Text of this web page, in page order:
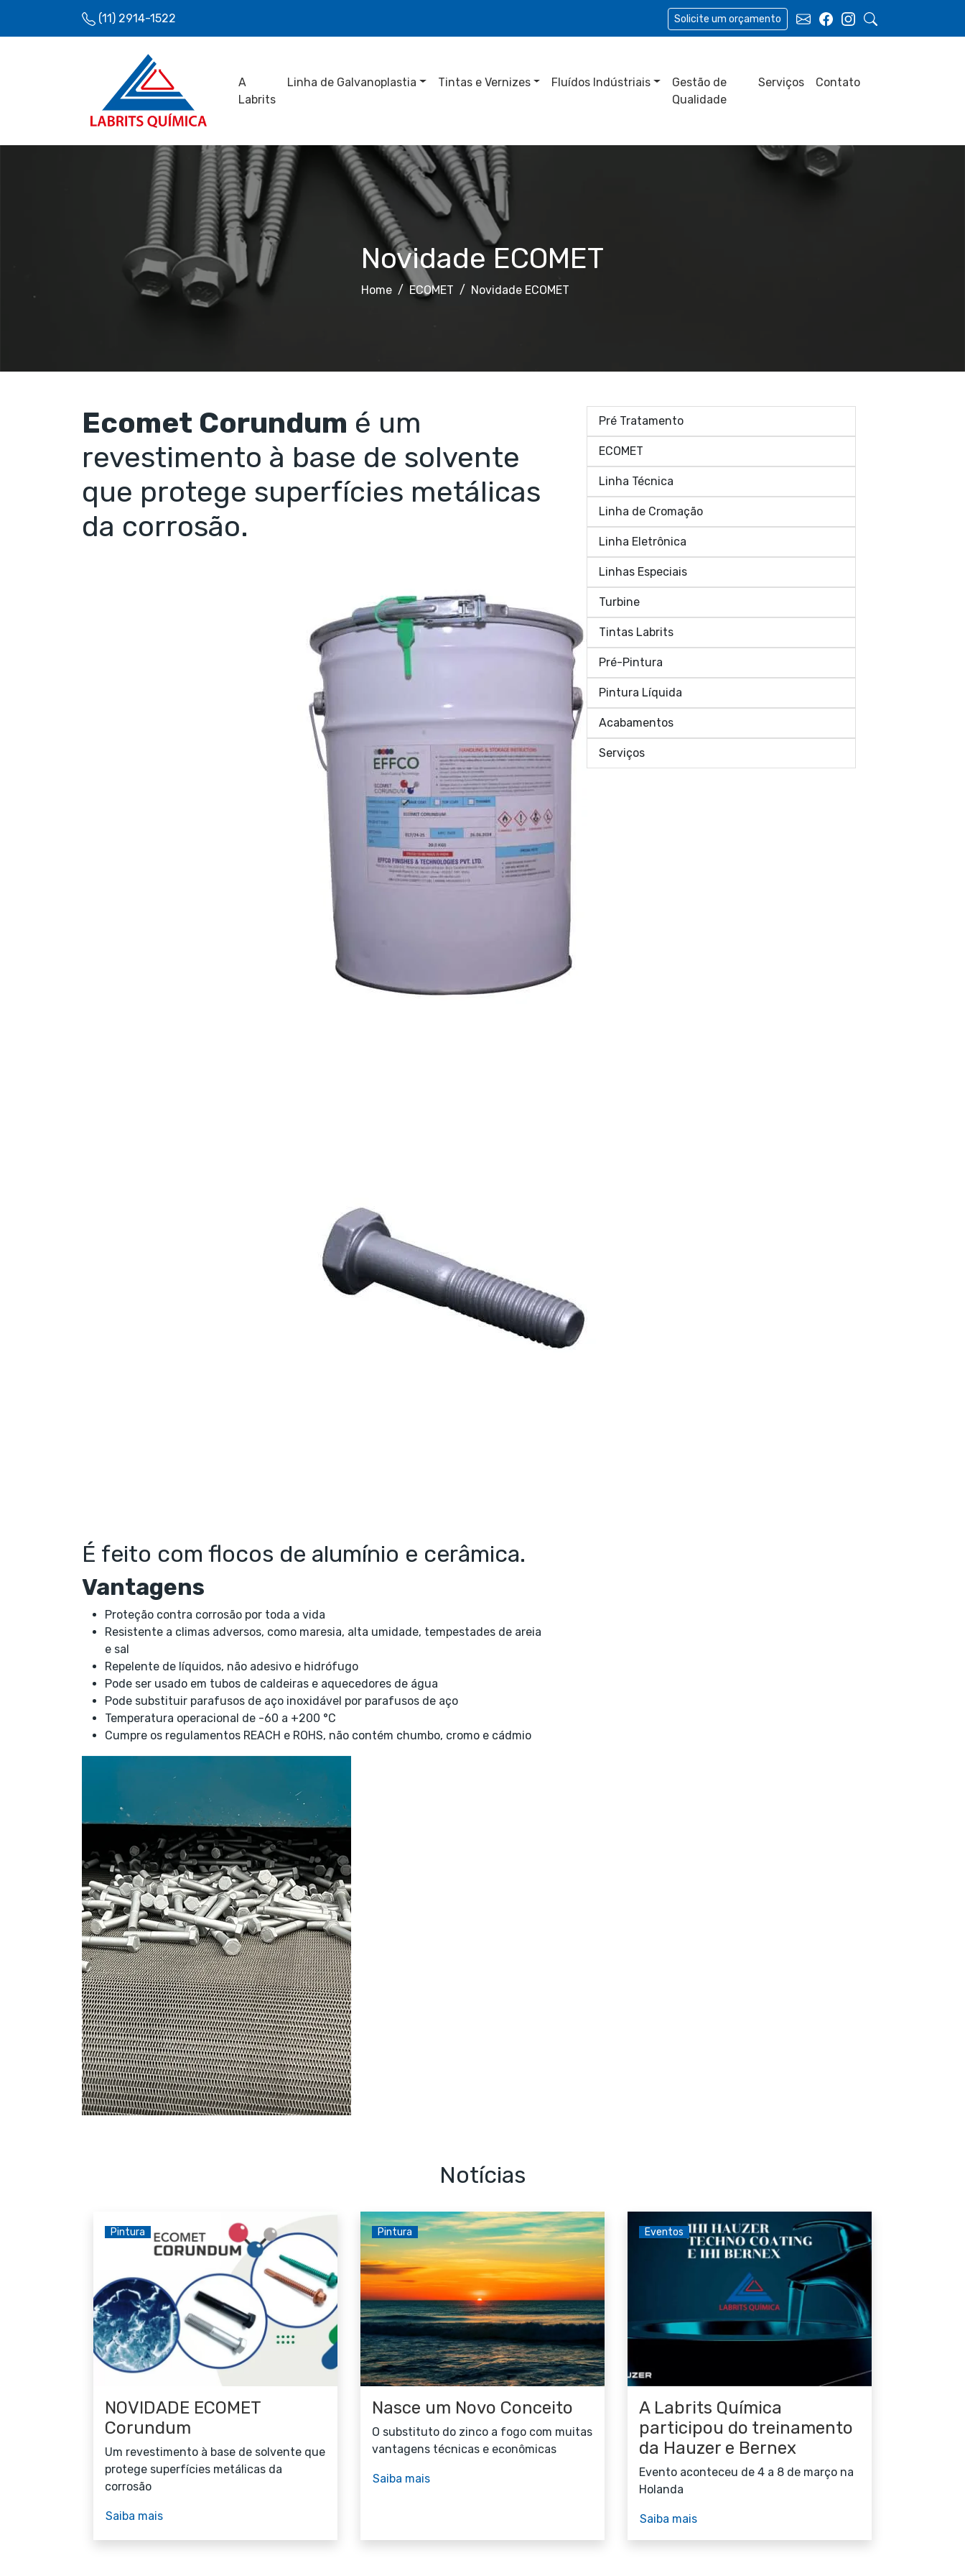
(11) 2914-1522 Solicite um orçamento
A
Labrits
Linha de Galvanoplastia Tintas e Vernizes Fluídos Indústriais
Gestão de
Qualidade
Serviços Contato
Novidade ECOMET
Home ECOMET Novidade ECOMET
Ecomet Corundum é um
revestimento à base de solvente
que protege superfícies metálicas
da corrosão.
É feito com flocos de alumínio e cerâmica.
Vantagens
Proteção contra corrosão por toda a vida
Resistente a climas adversos, como maresia, alta umidade, tempestades de areia
e sal
Repelente de líquidos, não adesivo e hidrófugo
Pode ser usado em tubos de caldeiras e aquecedores de água
Pode substituir parafusos de aço inoxidável por parafusos de aço
Temperatura operacional de -60 a +200 °C
Cumpre os regulamentos REACH e ROHS, não contém chumbo, cromo e cádmio
Pré Tratamento
ECOMET
Linha Técnica
Linha de Cromação
Linha Eletrônica
Linhas Especiais
Turbine
Tintas Labrits
Pré-Pintura
Pintura Líquida
Acabamentos
Serviços
Notícias
Pintura
NOVIDADE ECOMET
Corundum
Um revestimento à base de solvente que
protege superfícies metálicas da
corrosão
Saiba mais
Pintura
Nasce um Novo Conceito
O substituto do zinco a fogo com muitas
vantagens técnicas e econômicas
Saiba mais
Eventos
A Labrits Química
participou do treinamento
da Hauzer e Bernex
Evento aconteceu de 4 a 8 de março na
Holanda
Saiba mais